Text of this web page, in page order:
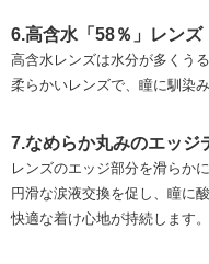
6.高含水「58％」レンズ
高含水レンズは水分が多くう
柔らかいレンズで、瞳に馴染
7.なめらか丸みのエッジ
レンズのエッジ部分を滑らか
円滑な涙液交換を促し、瞳に
快適な着け心地が持続します。